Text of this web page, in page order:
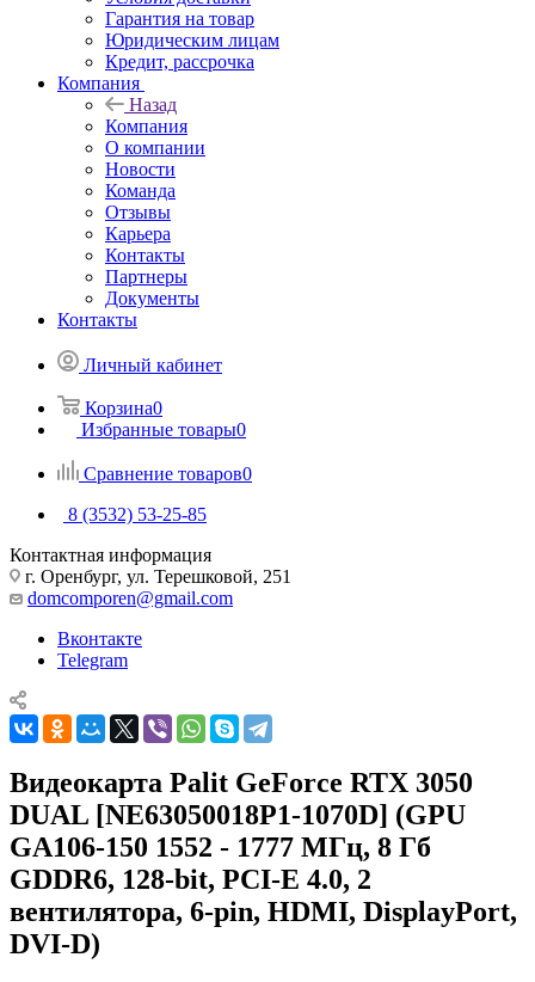
Гарантия на товар
Юридическим лицам
Кредит, рассрочка
Компания
Назад
Компания
О компании
Новости
Команда
Отзывы
Карьера
Контакты
Партнеры
Документы
Контакты
Личный кабинет
Корзина0
Избранные товары0
Сравнение товаров0
8 (3532) 53-25-85
Контактная информация
г. Оренбург, ул. Терешковой, 251
domcomporen@gmail.com
Вконтакте
Telegram
Видеокарта Palit GeForce RTX 3050
DUAL [NE63050018P1-1070D] (GPU
GA106-150 1552 - 1777 МГц, 8 Гб
GDDR6, 128-bit, PCI-E 4.0, 2
вентилятора, 6-pin, HDMI, DisplayPort,
DVI-D)